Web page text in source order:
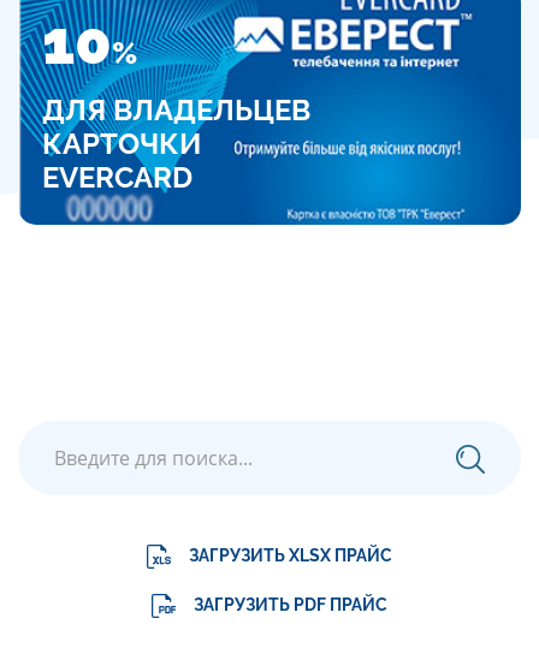
10%
ДЛЯ ВЛАДЕЛЬЦЕВ
КАРТОЧКИ
EVERCARD
ЗАГРУЗИТЬ XLSX ПРАЙС
ЗАГРУЗИТЬ PDF ПРАЙС